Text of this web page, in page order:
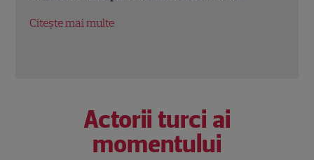
Actorii turci ai
momentului